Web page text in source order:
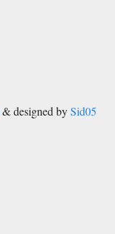
& designed bySid05